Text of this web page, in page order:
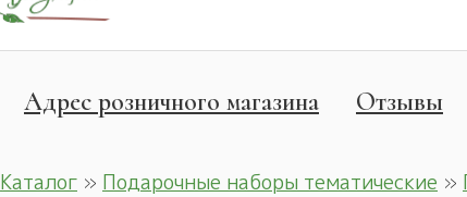
Адрес розничного магазина Отзывы
Каталог » Подарочные наборы тематические »